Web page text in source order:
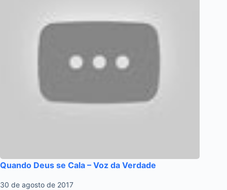
Quando Deus se Cala – Voz da Verdade
30 de agosto de 2017